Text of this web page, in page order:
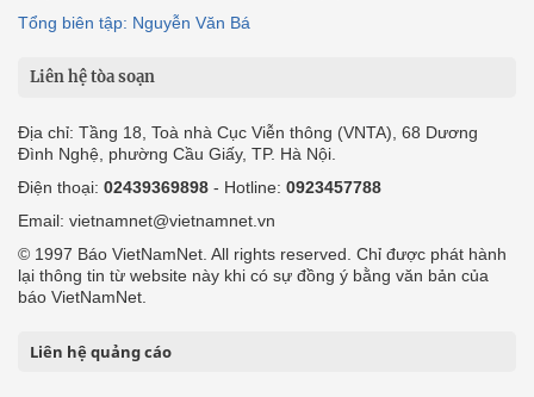
Tổng biên tập: Nguyễn Văn Bá
Liên hệ tòa soạn
Địa chỉ: Tầng 18, Toà nhà Cục Viễn thông (VNTA), 68 Dương
Đình Nghệ, phường Cầu Giấy, TP. Hà Nội.
Điện thoại: 02439369898 - Hotline: 0923457788
Email: vietnamnet@vietnamnet.vn
© 1997 Báo VietNamNet. All rights reserved. Chỉ được phát hành
lại thông tin từ website này khi có sự đồng ý bằng văn bản của
báo VietNamNet.
Liên hệ quảng cáo